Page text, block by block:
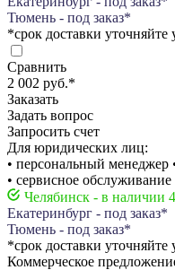
Тюмень - под заказ*
*срок доставки уточняйте
Сравнить
2 002 руб.*
Заказать
Задать вопрос
Запросить счет
Для юридических лиц:
• персональный менеджер
• сервисное обслуживание
Челябинск - в наличии
Екатеринбург - под заказ*
Тюмень - под заказ*
*срок доставки уточняйте
Коммерческое